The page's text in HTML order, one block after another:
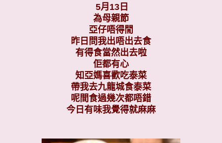
5月13日
為母親節
亞仔唔得閒
昨日問我出唔出去食
有得食當然出去啦
佢都有心
知亞媽喜歡吃泰菜
帶我去九龍城食泰菜
呢間食過幾次都唔錯
今日有味我覺得就麻麻